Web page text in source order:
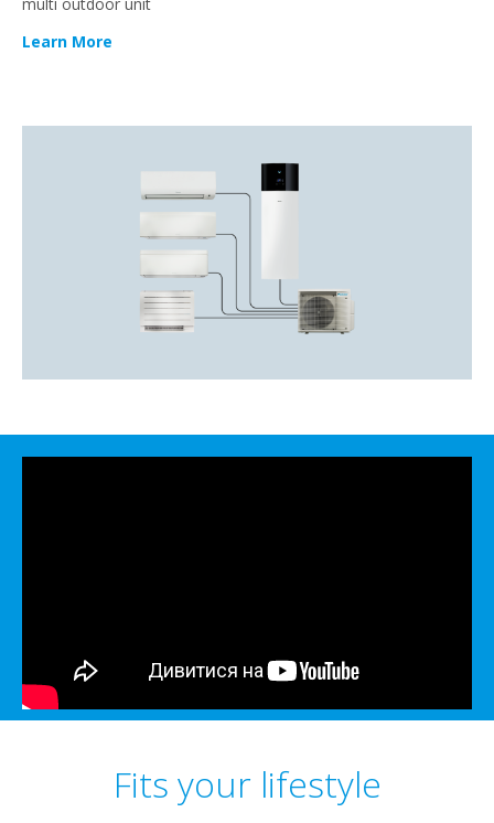
Learn More
Fits your lifestyle